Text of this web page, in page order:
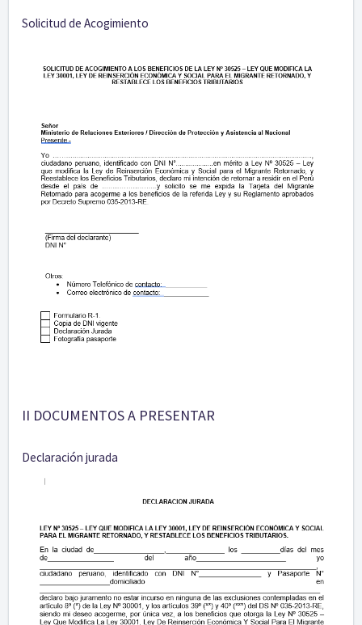
Solicitud de Acogimiento
II DOCUMENTOS A PRESENTAR
Declaración jurada